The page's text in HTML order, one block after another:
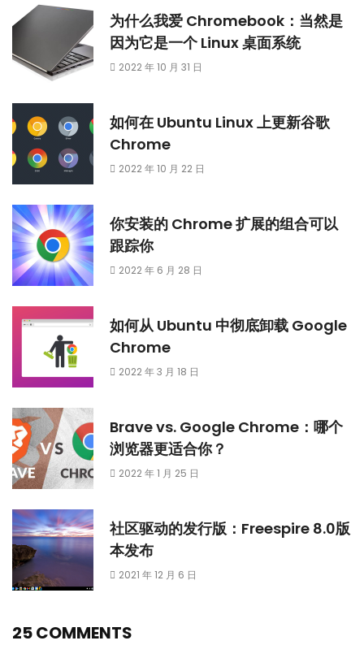
为什么我爱 Chromebook：当然是
因为它是一个 Linux 桌面系统
2022 年 10 月 31 日
如何在 Ubuntu Linux 上更新谷歌
Chrome
2022 年 10 月 22 日
你安装的 Chrome 扩展的组合可以
跟踪你
2022 年 6 月 28 日
如何从 Ubuntu 中彻底卸载 Google
Chrome
2022 年 3 月 18 日
Brave vs. Google Chrome：哪个
浏览器更适合你？
2022 年 1 月 25 日
社区驱动的发行版：Freespire 8.0版
本发布
2021 年 12 月 6 日
25 COMMENTS